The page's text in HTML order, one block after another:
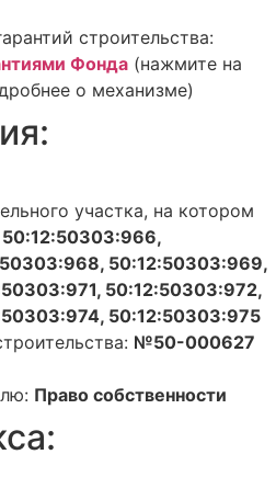
строительства:
Фонда (нажмите на
о механизме)
участка, на котором
50:12:50303:966,
50:12:50303:969,
50:12:50303:972,
50:12:50303:975
№50-000627
Право собственности